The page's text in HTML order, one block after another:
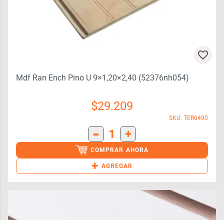
Mdf Ran Ench Pino U 9×1,20×2,40 (52376nh054)
$29.209
SKU: TER0490
- 1 +
COMPRAR AHORA
+ AGREGAR